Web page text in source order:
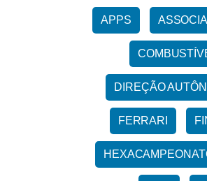
APPS
DIREÇÃO
FERRARI